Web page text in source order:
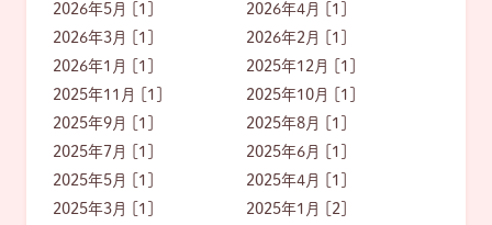
2026年5月 [1]
2026年4月 [1]
2026年3月 [1]
2026年2月 [1]
2026年1月 [1]
2025年12月 [1]
2025年11月 [1]
2025年10月 [1]
2025年9月 [1]
2025年8月 [1]
2025年7月 [1]
2025年6月 [1]
2025年5月 [1]
2025年4月 [1]
2025年3月 [1]
2025年1月 [2]